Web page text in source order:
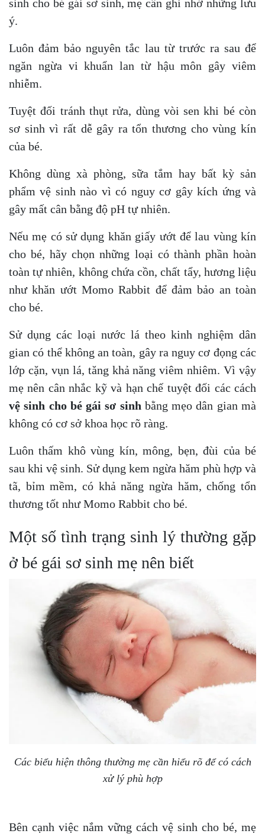
sinh cho bé gái sơ sinh, mẹ cần ghi nhớ những lưu
ý.
Luôn đảm bảo nguyên tắc lau từ trước ra sau để
ngăn ngừa vi khuẩn lan từ hậu môn gây viêm
nhiễm.
Tuyệt đối tránh thụt rửa, dùng vòi sen khi bé còn
sơ sinh vì rất dễ gây ra tổn thương cho vùng kín
của bé.
Không dùng xà phòng, sữa tắm hay bất kỳ sản
phẩm vệ sinh nào vì có nguy cơ gây kích ứng và
gây mất cân bằng độ pH tự nhiên.
Nếu mẹ có sử dụng khăn giấy ướt để lau vùng kín
cho bé, hãy chọn những loại có thành phần hoàn
toàn tự nhiên, không chứa cồn, chất tẩy, hương liệu
như khăn ướt Momo Rabbit để đảm bảo an toàn
cho bé.
Sử dụng các loại nước lá theo kinh nghiệm dân
gian có thể không an toàn, gây ra nguy cơ đọng các
lớp cặn, vụn lá, tăng khả năng viêm nhiêm. Vì vậy
mẹ nên cân nhắc kỹ và hạn chế tuyệt đối các cách
vệ sinh cho bé gái sơ sinh bằng mẹo dân gian mà
không có cơ sở khoa học rõ ràng.
Luôn thấm khô vùng kín, mông, bẹn, đùi của bé
sau khi vệ sinh. Sử dụng kem ngừa hăm phù hợp và
tã, bỉm mềm, có khả năng ngừa hăm, chống tổn
thương tốt như Momo Rabbit cho bé.
Một số tình trạng sinh lý thường gặp
ở bé gái sơ sinh mẹ nên biết
Các biểu hiện thông thường mẹ cần hiểu rõ để có cách
xử lý phù hợp
Bên cạnh việc nắm vững cách vệ sinh cho bé, mẹ